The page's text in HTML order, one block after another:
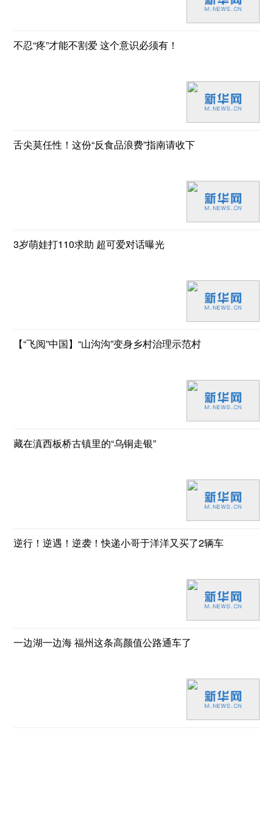
不忍“疼”才能不割爱 这个意识必须有！
舌尖莫任性！这份“反食品浪费”指南请收下
3岁萌娃打110求助 超可爱对话曝光
【“飞阅”中国】“山沟沟”变身乡村治理示范村
藏在滇西板桥古镇里的“乌铜走银”
逆行！逆遇！逆袭！快递小哥于洋洋又买了2辆车
一边湖一边海 福州这条高颜值公路通车了